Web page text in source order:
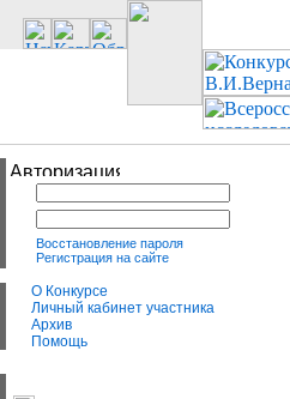
Восстановление пароля
Регистрация на сайте
О Конкурсе
Личный кабинет участника
Архив
Помощь